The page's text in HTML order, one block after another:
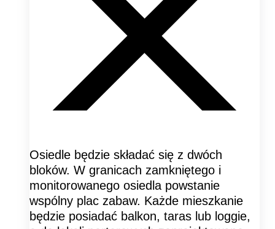
Osiedle będzie składać się z dwóch
bloków. W granicach zamkniętego i
monitorowanego osiedla powstanie
wspólny plac zabaw. Każde mieszkanie
będzie posiadać balkon, taras lub loggie,